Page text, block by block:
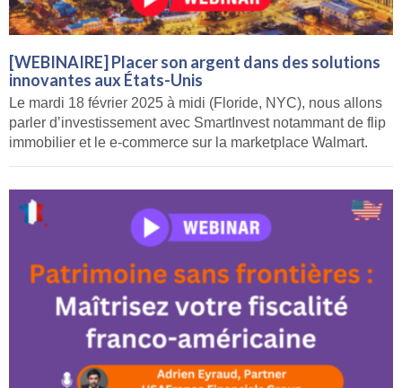
[WEBINAIRE] Placer son argent dans des solutions
innovantes aux États-Unis
Le mardi 18 février 2025 à midi (Floride, NYC), nous allons
parler d’investissement avec SmartInvest notammant de flip
immobilier et le e-commerce sur la marketplace Walmart.